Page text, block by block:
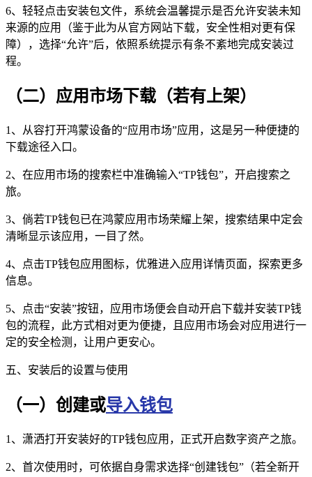
6、轻轻点击安装包文件，系统会温馨提示是否允许安装未知
来源的应用（鉴于此为从官方网站下载，安全性相对更有保
障），选择“允许”后，依照系统提示有条不紊地完成安装过
程。
（二）应用市场下载（若有上架）
1、从容打开鸿蒙设备的“应用市场”应用，这是另一种便捷的
下载途径入口。
2、在应用市场的搜索栏中准确输入“TP钱包”，开启搜索之
旅。
3、倘若TP钱包已在鸿蒙应用市场荣耀上架，搜索结果中定会
清晰显示该应用，一目了然。
4、点击TP钱包应用图标，优雅进入应用详情页面，探索更多
信息。
5、点击“安装”按钮，应用市场便会自动开启下载并安装TP钱
包的流程，此方式相对更为便捷，且应用市场会对应用进行一
定的安全检测，让用户更安心。
五、安装后的设置与使用
（一）创建或导入钱包
1、潇洒打开安装好的TP钱包应用，正式开启数字资产之旅。
2、首次使用时，可依据自身需求选择“创建钱包”（若全新开